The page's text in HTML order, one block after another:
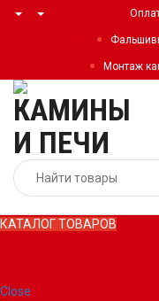
Монтаж
КАТАЛОГ ТОВАРОВ
Close